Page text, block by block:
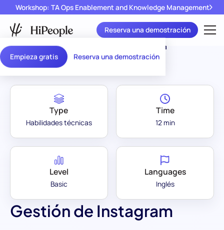
Empieza gratis Reserva una demostración
Workshop: TA Ops Enablement and Knowledge Management
Reserva una demostración
Assessment Library Gestión de Instagram
Gestión de Instagram
Type
Habilidades técnicas
Time
12 min
Level
Basic
Languages
Inglés